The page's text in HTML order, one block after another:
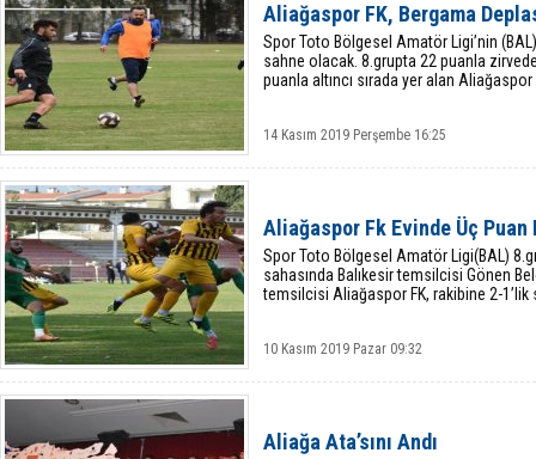
Aliağaspor FK, Bergama
Spor Toto Bölgesel Amatör Ligi’nin
sahne olacak. 8.grupta 22 puanla
puanla altıncı sırada yer alan
14 Kasım 2019 Perşembe 16:25
Aliağaspor Fk Evinde Üç Puan
Spor Toto Bölgesel Amatör Ligi(BAL)
sahasında Balıkesir temsilcisi Gönen
temsilcisi Aliağaspor FK, rakibine 2-
10 Kasım 2019 Pazar 09:32
Aliağa Ata’sını Andı